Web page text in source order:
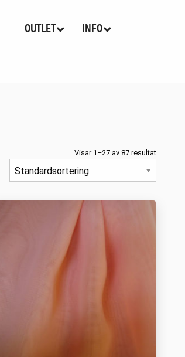
OUTLET INFO
Visar 1–27 av 87 resultat